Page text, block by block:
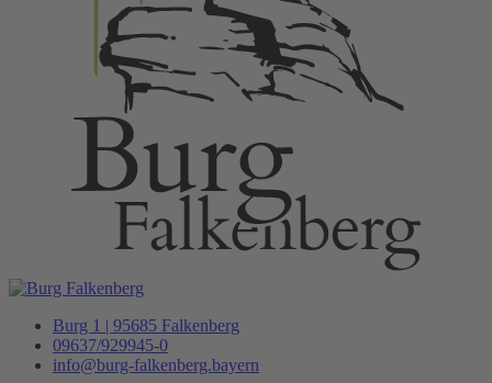
Burg 1 | 95685 Falkenberg
09637/929945-0
info@burg-falkenberg.bayern